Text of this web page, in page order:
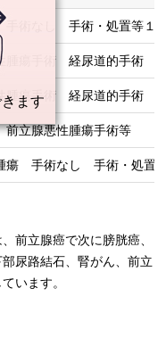
手術なし 手術・処置等１
腫瘍手術 経尿道的手術
腫瘍手術 経尿道的手術
立腺悪性腫瘍手術等
瘍 手術なし 手術・処置
前立腺癌で次に膀胱癌、
尿路結石、腎がん、前立
います。